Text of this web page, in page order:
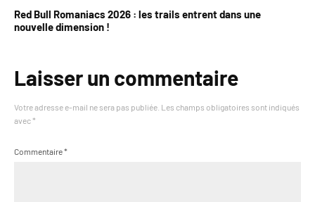
Red Bull Romaniacs 2026 : les trails entrent dans une
nouvelle dimension !
Laisser un commentaire
Votre adresse e-mail ne sera pas publiée. Les champs obligatoires sont indiqués
avec *
Commentaire*